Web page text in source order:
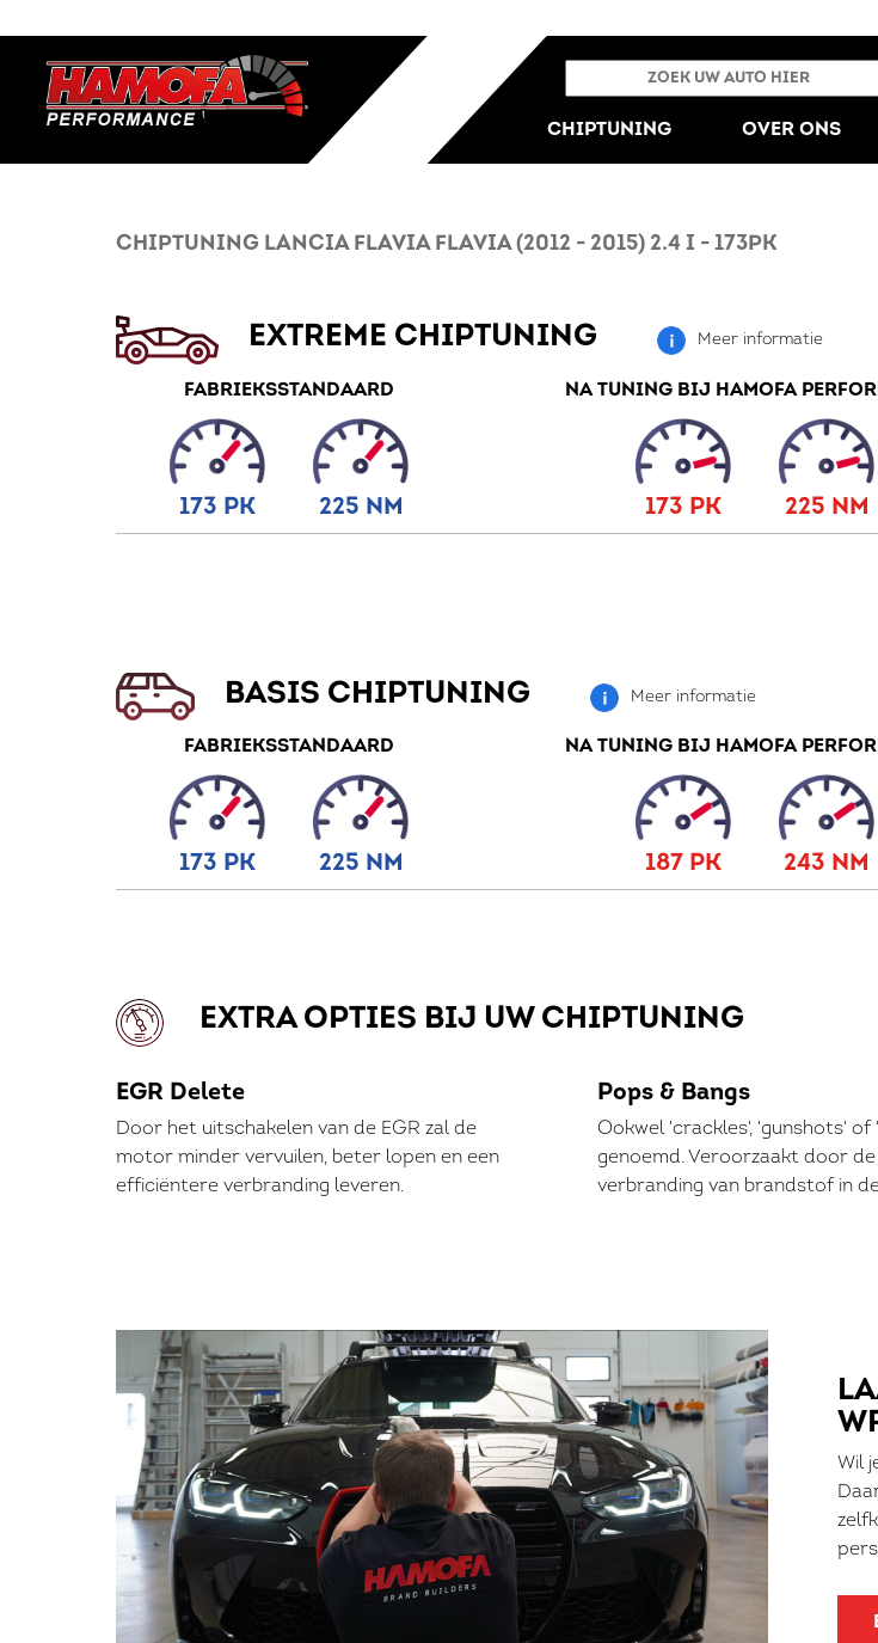
CHIPTUNING OVER ONS
CHIPTUNING LANCIA FLAVIA FLAVIA (2012 - 2015) 2.4 I - 173PK
EXTREME CHIPTUNING Meer informatie
FABRIEKSSTANDAARD NA TUNING BIJ HAMOFA
173 PK 225 NM 173 PK 225 NM
BASIS CHIPTUNING Meer informatie
FABRIEKSSTANDAARD NA TUNING BIJ HAMOFA
173 PK 225 NM 187 PK 243 NM
EXTRA OPTIES BIJ UW CHIPTUNING
EGR Delete
Door het uitschakelen van de EGR zal de
motor minder vervuilen, beter lopen en een
efficiëntere verbranding leveren.
Pops & Bangs
Ookwel 'crackles', 'gunshots' of
genoemd. Veroorzaakt door
verbranding van brandstof in
Wil